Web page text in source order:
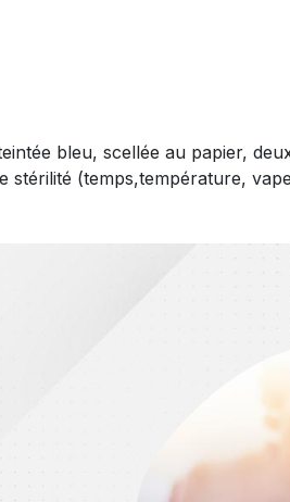
bleu, scellée au papier,
(temps,température,